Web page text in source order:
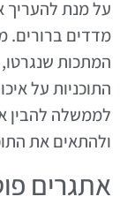
על מנת להעריך
מדדים ברורים.
המתכות
התוכניות על
לממשלה להבין
ולהתאים את
אתגרים